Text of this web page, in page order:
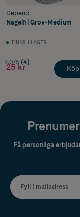
Depend
Nagelfil Grov-Medium
FINNS I LAGER
5.0/5 (4)
25 kr Köp
Få personliga
Fyll i mailadress